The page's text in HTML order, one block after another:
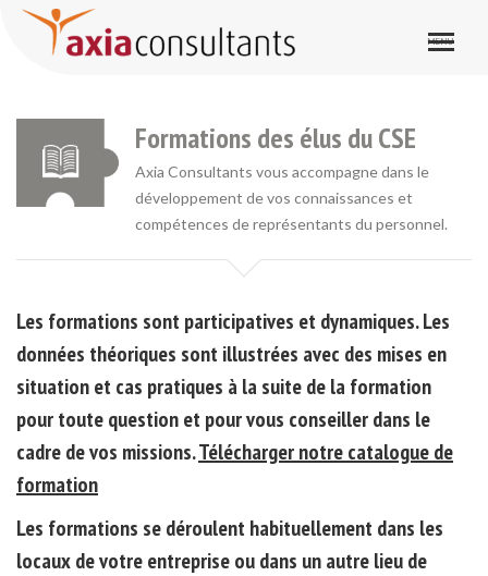
Formations des élus du CSE
Axia Consultants vous accompagne dans le
développement de vos connaissances et
compétences de représentants du personnel.
Les formations sont participatives et dynamiques. Les
données théoriques sont illustrées avec des mises en
situation et cas pratiques à la suite de la formation
pour toute question et pour vous conseiller dans le
cadre de vos missions.Télécharger notre catalogue de
formation
Les formations se déroulent habituellement dans les
locaux de votre entreprise ou dans un autre lieu de